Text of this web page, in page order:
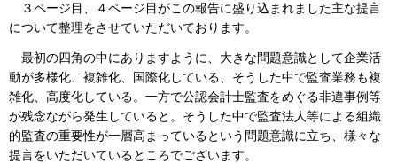
３ページ目、４ページ目がこの報告に盛り込まれました主な提言
について整理をさせていただいております。
最初の四角の中にありますように、大きな問題意識として企業活
動が多様化、複雑化、国際化している、そうした中で監査業務も複
雑化、高度化している。一方で公認会計士監査をめぐる非違事例等
が残念ながら発生していると。そうした中で監査法人等による組織
的監査の重要性が一層高まっているという問題意識に立ち、様々な
提言をいただいているところでございます。